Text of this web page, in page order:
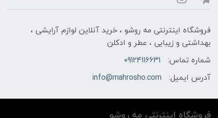
فروشگاه اینترنتی مه‌ رو‌شو ، خرید آنلاین لوازم آرایشی ،
بهداشتی و زیبایی ، عطر و ادکلن
شماره تماس:
09124116631
آدرس ایمیل:
info@mahrosho.com
فروشگاه اینترنتی مه‌ رو‌شو